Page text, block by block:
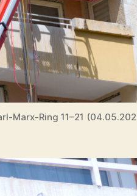
Marx-Ring 11–21